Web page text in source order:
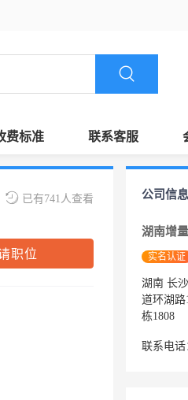
费标准 联系客服
已有741人查看
职位
公司信息
湖南增
实名认证
湖南 长
道环湖路
栋1808
联系电话